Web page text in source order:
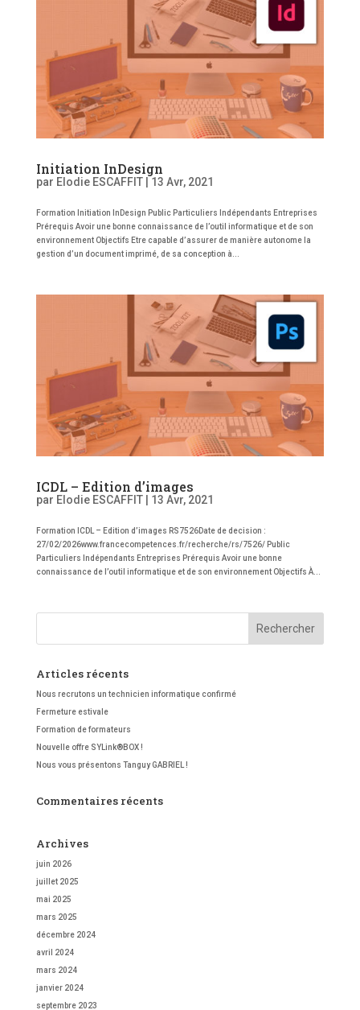
Initiation InDesign
par Elodie ESCAFFIT| 13 Avr, 2021
Formation Initiation InDesign Public Particuliers Indépendants Entreprises
Prérequis Avoir une bonne connaissance de l’outil informatique et de son
environnement Objectifs Etre capable d’assurer de manière autonome la
gestion d’un document imprimé, de sa conception à...
ICDL – Edition d’images
par Elodie ESCAFFIT| 13 Avr, 2021
Formation ICDL – Edition d’images RS7526Date de decision :
27/02/2026www.francecompetences.fr/recherche/rs/7526/ Public
Particuliers Indépendants Entreprises Prérequis Avoir une bonne
connaissance de l’outil informatique et de son environnement Objectifs À...
Articles récents
Nous recrutons un technicien informatique confirmé
Fermeture estivale
Formation de formateurs
Nouvelle offre SYLink®BOX !
Nous vous présentons Tanguy GABRIEL !
Commentaires récents
Archives
juin 2026
juillet 2025
mai 2025
mars 2025
décembre 2024
avril 2024
mars 2024
janvier 2024
septembre 2023